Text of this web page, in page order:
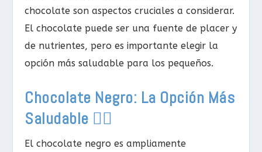
chocolate son aspectos cruciales a considerar.
El chocolate puede ser una fuente de placer y
de nutrientes, pero es importante elegir la
opción más saludable para los pequeños.
Chocolate Negro: La Opción Más
Saludable 👍🏻
El chocolate negro es ampliamente